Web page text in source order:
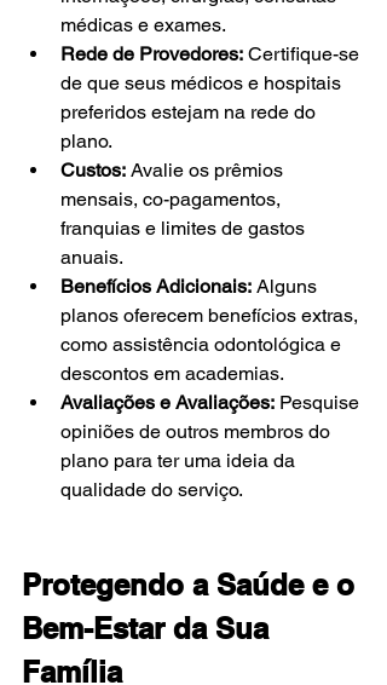
médicas e exames.
Rede de Provedores: Certifique-se
de que seus médicos e hospitais
preferidos estejam na rede do
plano.
Custos: Avalie os prêmios
mensais, co-pagamentos,
franquias e limites de gastos
anuais.
Benefícios Adicionais: Alguns
planos oferecem benefícios extras,
como assistência odontológica e
descontos em academias.
Avaliações e Avaliações: Pesquise
opiniões de outros membros do
plano para ter uma ideia da
qualidade do serviço.
Protegendo a Saúde e o
Bem-Estar da Sua
Família